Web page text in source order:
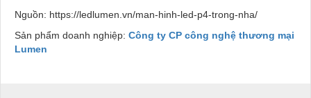
Nguồn: https://ledlumen.vn/man-hinh-led-p4-trong-nha/
Sản phẩm doanh nghiệp: Công ty CP công nghệ thương mại
Lumen